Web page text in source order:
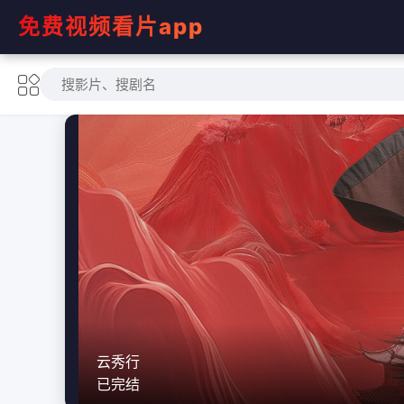
免费视频看片app
这一秒过火
更新至第07集